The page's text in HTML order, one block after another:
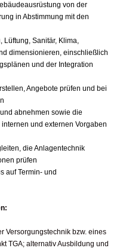
von der
in Abstimmung mit den
Lüftung, Sanitär, Klima,
dimensionieren, einschließlich
und der Integration
Angebote prüfen und bei
abnehmen sowie die
und externen Vorgaben
die Anlagentechnik
prüfen
auf Termin- und
Versorgungstechnik bzw. eines
TGA; alternativ Ausbildung und